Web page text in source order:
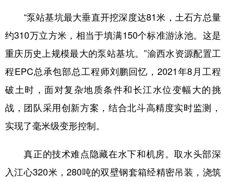
“泵站基坑最大垂直开挖深度达81米，土石方总量
约310万立方米，相当于填满150个标准游泳池。这是
重庆历史上规模最大的泵站基坑。”渝西水资源配置工
程EPC总承包部总工程师刘鹏回忆，2021年8月工程
破土时，面对复杂地质条件和长江水位变幅大的挑
战，团队采用创新方案，结合北斗高精度实时监测，
实现了毫米级变形控制。
真正的技术难点隐藏在水下和机房。取水头部深
入江心320米，280吨的双壁钢套箱经精密吊装，浇筑